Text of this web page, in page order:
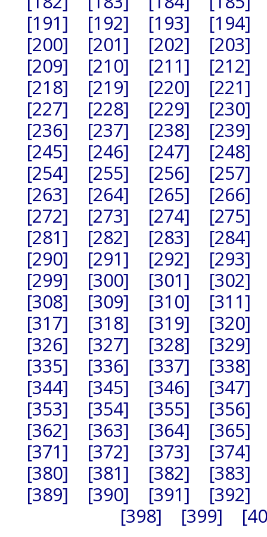
[191]
[192] [193]
[194]
[200]
[201] [202]
[203]
[209]
[210] [211]
[212]
[218]
[219] [220]
[221]
[227]
[228] [229]
[230]
[236]
[237] [238]
[239]
[245]
[246] [247]
[248]
[254]
[255] [256]
[257]
[263]
[264] [265]
[266]
[272]
[273] [274]
[275]
[281]
[282] [283]
[284]
[290]
[291] [292]
[293]
[299]
[300] [301]
[302]
[308]
[309] [310]
[311]
[317]
[318] [319]
[320]
[326]
[327] [328]
[329]
[335]
[336] [337]
[338]
[344]
[345] [346]
[347]
[353]
[354] [355]
[356]
[362]
[363] [364]
[365]
[371]
[372] [373]
[374]
[380]
[381] [382]
[383]
[389]
[390] [391]
[392]
[398]
[399]